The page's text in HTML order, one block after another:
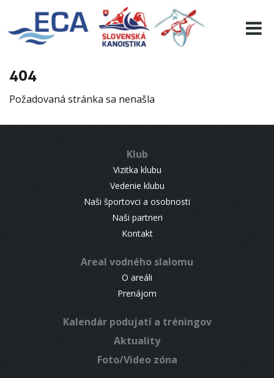
404
Požadovaná stránka sa nenašla
Klub
Vizitka klubu
Vedenie klubu
Naši športovci a osobnosti
Naši partneri
Kontakt
Areal vodného slalomu
O areáli
Prenájom
Kalendár podujatí a tréningov
Aktuality
Foto/Video zóna
EURO 19
INFO
RESULTS
CONTACT